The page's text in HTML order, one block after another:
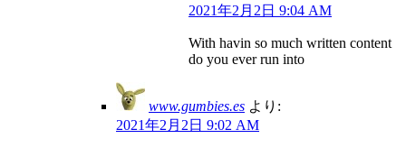
2021年2月2日 9:04 AM
With havin so much written content
do you ever run into
www.gumbies.es より:
2021年2月2日 9:02 AM